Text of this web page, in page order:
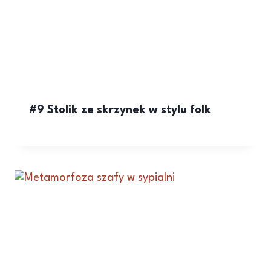
#9 Stolik ze skrzynek w stylu folk